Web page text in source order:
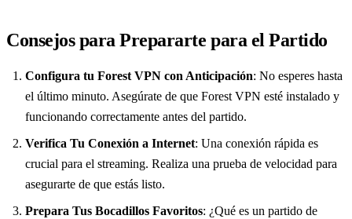
Consejos para Prepararte para el Partido
Configura tu Forest VPN con Anticipación: No esperes hasta
el último minuto. Asegúrate de que Forest VPN esté instalado y
funcionando correctamente antes del partido.
Verifica Tu Conexión a Internet: Una conexión rápida es
crucial para el streaming. Realiza una prueba de velocidad para
asegurarte de que estás listo.
Prepara Tus Bocadillos Favoritos: ¿Qué es un partido de